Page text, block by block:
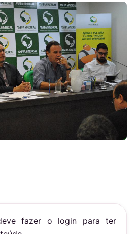
fazer o login para ter